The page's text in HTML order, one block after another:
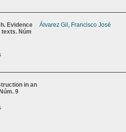
Evidence
Núm
Álvarez Gil, Francisco José
in an
9